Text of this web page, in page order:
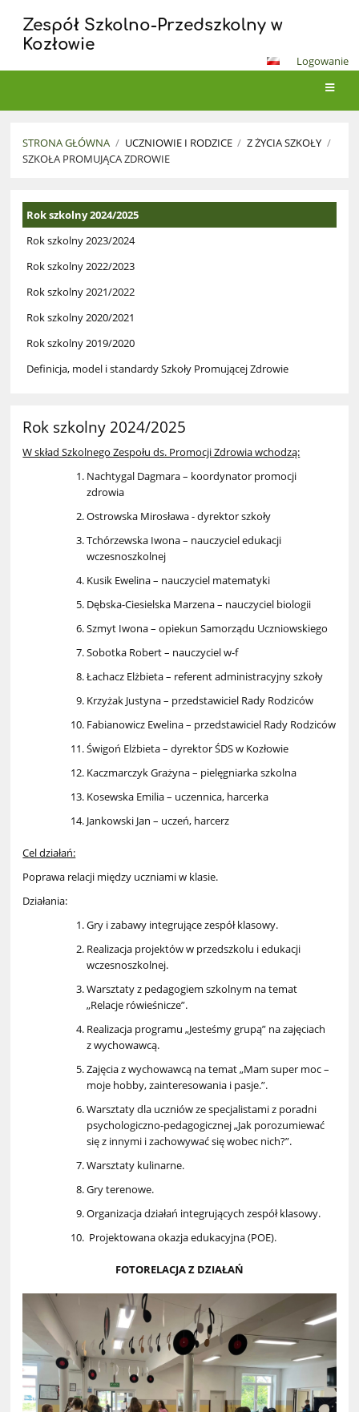
Zespół Szkolno-Przedszkolny w
Kozłowie
Logowanie
STRONA GŁÓWNA / UCZNIOWIE I RODZICE / Z ŻYCIA SZKOŁY /
SZKOŁA PROMUJĄCA ZDROWIE
Szkoła
Promująca
Zdrowie
Rok szkolny 2024/2025
Rok szkolny 2023/2024
Rok szkolny 2022/2023
Rok szkolny 2021/2022
Rok szkolny 2020/2021
Rok szkolny 2019/2020
Definicja, model i standardy Szkoły Promującej Zdrowie
Rok szkolny 2024/2025
W skład Szkolnego Zespołu ds. Promocji Zdrowia wchodzą:
Nachtygal Dagmara – koordynator promocji
zdrowia
Ostrowska Mirosława - dyrektor szkoły
Tchórzewska Iwona – nauczyciel edukacji
wczesnoszkolnej
Kusik Ewelina – nauczyciel matematyki
Dębska-Ciesielska Marzena – nauczyciel biologii
Szmyt Iwona – opiekun Samorządu Uczniowskiego
Sobotka Robert – nauczyciel w-f
Łachacz Elżbieta – referent administracyjny szkoły
Krzyżak Justyna – przedstawiciel Rady Rodziców
Fabianowicz Ewelina – przedstawiciel Rady Rodziców
Świgoń Elżbieta – dyrektor ŚDS w Kozłowie
Kaczmarczyk Grażyna – pielęgniarka szkolna
Kosewska Emilia – uczennica, harcerka
Jankowski Jan – uczeń, harcerz
Cel działań:
Poprawa relacji między uczniami w klasie.
Działania:
Gry i zabawy integrujące zespół klasowy.
Realizacja projektów w przedszkolu i edukacji
wczesnoszkolnej.
Warsztaty z pedagogiem szkolnym na temat
„Relacje rówieśnicze”.
Realizacja programu „Jesteśmy grupą” na zajęciach
z wychowawcą.
Zajęcia z wychowawcą na temat „Mam super moc –
moje hobby, zainteresowania i pasje.”.
Warsztaty dla uczniów ze specjalistami z poradni
psychologiczno-pedagogicznej „Jak porozumiewać
się z innymi i zachowywać się wobec nich?”.
Warsztaty kulinarne.
Gry terenowe.
Organizacja działań integrujących zespół klasowy.
Projektowana okazja edukacyjna (POE).
FOTORELACJA Z DZIAŁAŃ